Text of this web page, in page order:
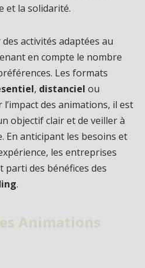
et la solidarité.
activités adaptées au
en compte le nombre
Les formats
, distanciel ou
l’impact des animations, il est
objectif clair et de veiller à
En anticipant les besoins et
les entreprises
des bénéfices des
.
Animations